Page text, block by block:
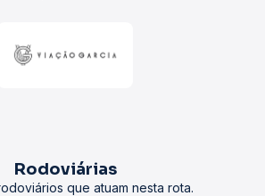
Rodoviárias
que atuam nesta rota.